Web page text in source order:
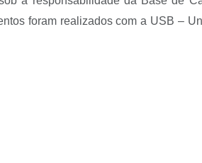
foram realizados com a USB –